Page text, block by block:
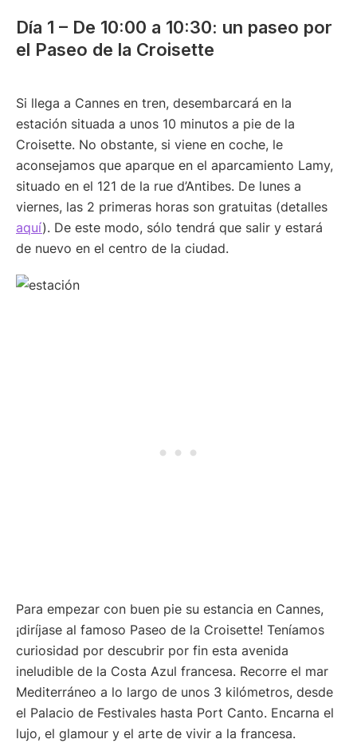
Día 1 – De 10:00 a 10:30: un paseo por
el Paseo de la Croisette
Si llega a Cannes en tren, desembarcará en la
estación situada a unos 10 minutos a pie de la
Croisette. No obstante, si viene en coche, le
aconsejamos que aparque en el aparcamiento Lamy,
situado en el 121 de la rue d’Antibes. De lunes a
viernes, las 2 primeras horas son gratuitas (detalles
aquí). De este modo, sólo tendrá que salir y estará
de nuevo en el centro de la ciudad.
Para empezar con buen pie su estancia en Cannes,
¡diríjase al famoso Paseo de la Croisette! Teníamos
curiosidad por descubrir por fin esta avenida
ineludible de la Costa Azul francesa. Recorre el mar
Mediterráneo a lo largo de unos 3 kilómetros, desde
el Palacio de Festivales hasta Port Canto. Encarna el
lujo, el glamour y el arte de vivir a la francesa.